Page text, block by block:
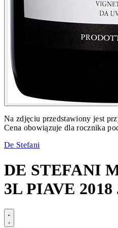
Na zdjęciu przedstawiony jest
Cena obowiązuje dla rocznika
De Stefani
DE STEFANI
3L PIAVE